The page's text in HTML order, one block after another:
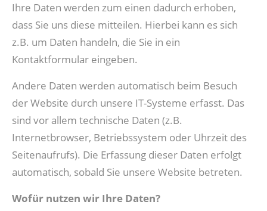
Ihre Daten werden zum einen dadurch erhoben,
dass Sie uns diese mitteilen. Hierbei kann es sich
z.B. um Daten handeln, die Sie in ein
Kontaktformular eingeben.
Andere Daten werden automatisch beim Besuch
der Website durch unsere IT-Systeme erfasst. Das
sind vor allem technische Daten (z.B.
Internetbrowser, Betriebssystem oder Uhrzeit des
Seitenaufrufs). Die Erfassung dieser Daten erfolgt
automatisch, sobald Sie unsere Website betreten.
Wofür nutzen wir Ihre Daten?